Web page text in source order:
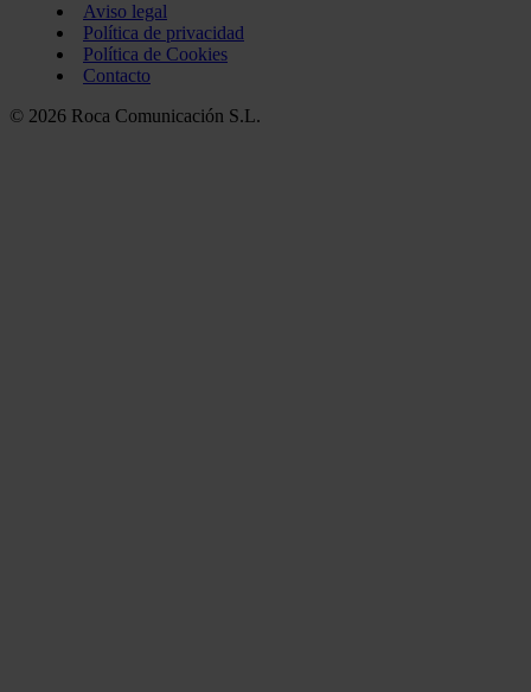
Aviso legal
Política de privacidad
Política de Cookies
Contacto
© 2026 Roca Comunicación S.L.